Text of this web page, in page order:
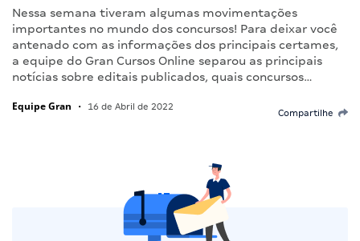
Nessa semana tiveram algumas movimentações
importantes no mundo dos concursos! Para deixar você
antenado com as informações dos principais certames,
a equipe do Gran Cursos Online separou as principais
notícias sobre editais publicados, quais concursos…
Equipe Gran • 16 de Abril de 2022
Compartilhe